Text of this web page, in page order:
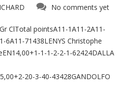
No comments yet
ClTotal pointsA11-1A11-2A11-
6A11-71438LENYS Christophe
1-1-2-2-1-62424DALLA
20-3-40-43428GANDOLFO